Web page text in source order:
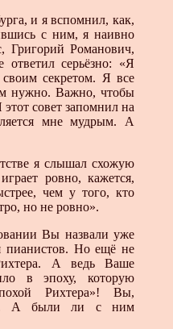
и я вспомнил, как,
с ним, я наивно
Григорий Романович,
ответил серьёзно: «Я
секретом. Я все
нужно. Важно, чтобы
совет запомнил на
мне мудрым. А
я слышал схожую
ровно, кажется,
чем у того, кто
но не ровно».
Вы назвали уже
пианистов. Но ещё не
А ведь Ваше
в эпоху, которую
Рихтера»! Вы,
А были ли с ним